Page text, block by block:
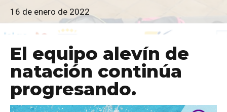
16 de enero de 2022
El equipo alevín de
natación continúa
progresando.